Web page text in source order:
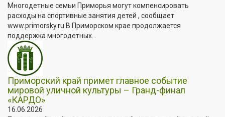
Многодетные семьи Приморья могут компенсировать
расходы на спортивные занятия детей , сообщает
www.primorsky.ru В Приморском крае продолжается
поддержка многодетных...
Приморский край примет главное событие
мировой уличной культуры – Гранд-финал
«КАРДО»
16.06.2026